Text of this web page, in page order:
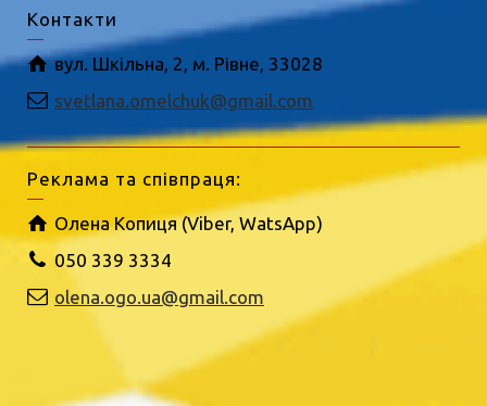
Контакти
вул. Шкільна, 2, м. Рівне, 33028
svetlana.omelchuk@gmail.com
Реклама та співпраця:
Олена Копиця (Viber, WatsApp)
050 339 3334
olena.ogo.ua@gmail.com